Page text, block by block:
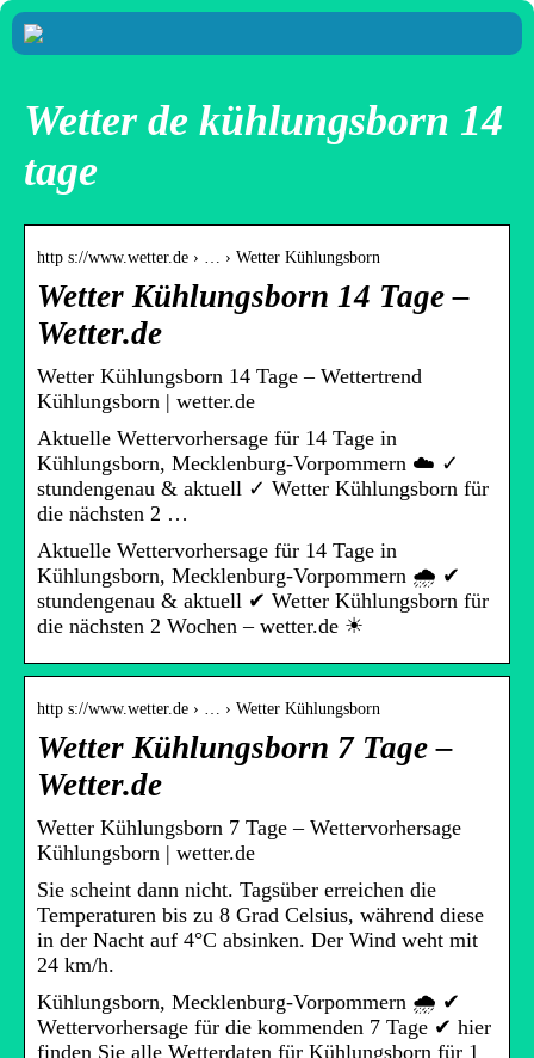
Wetter de kühlungsborn 14
tage
http s://www.wetter.de › … › Wetter Kühlungsborn
Wetter Kühlungsborn 14 Tage –
Wetter.de
Wetter Kühlungsborn 14 Tage – Wettertrend
Kühlungsborn | wetter.de
Aktuelle Wettervorhersage für 14 Tage in
Kühlungsborn, Mecklenburg-Vorpommern ☁️ ✓
stundengenau & aktuell ✓ Wetter Kühlungsborn für
die nächsten 2 …
Aktuelle Wettervorhersage für 14 Tage in
Kühlungsborn, Mecklenburg-Vorpommern 🌧️ ✔
stundengenau & aktuell ✔ Wetter Kühlungsborn für
die nächsten 2 Wochen – wetter.de ☀
http s://www.wetter.de › … › Wetter Kühlungsborn
Wetter Kühlungsborn 7 Tage –
Wetter.de
Wetter Kühlungsborn 7 Tage – Wettervorhersage
Kühlungsborn | wetter.de
Sie scheint dann nicht. Tagsüber erreichen die
Temperaturen bis zu 8 Grad Celsius, während diese
in der Nacht auf 4°C absinken. Der Wind weht mit
24 km/h.
Kühlungsborn, Mecklenburg-Vorpommern 🌧️ ✔
Wettervorhersage für die kommenden 7 Tage ✔ hier
finden Sie alle Wetterdaten für Kühlungsborn für 1